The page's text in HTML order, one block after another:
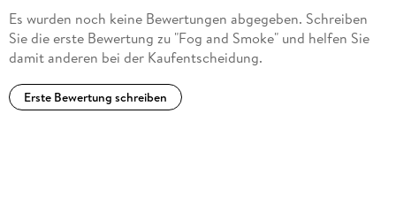
Es wurden noch keine Bewertungen abgegeben. Schreiben
Sie die erste Bewertung zu "Fog and Smoke" und helfen Sie
damit anderen bei der Kaufentscheidung.
Erste Bewertung schreiben